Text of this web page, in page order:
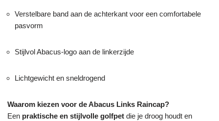
Verstelbare band aan de achterkant voor een comfortabele
pasvorm
Stijlvol Abacus-logo aan de linkerzijde
Lichtgewicht en sneldrogend
Waarom kiezen voor de Abacus Links Raincap?
Een praktische en stijlvolle golfpet die je droog houdt en